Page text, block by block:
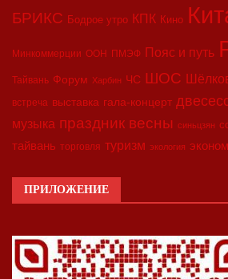
БРИКС Бодрое утро КПК Кино
Минкоммерции ООН ПМЭФ Пояс и путь
Тайвань Форум Харбин ЧС ШОС
встреча выставка гала-концерт
музыка праздник весны синьцзян
тайвань торговля туризм экология
ПРИЛОЖЕНИЕ